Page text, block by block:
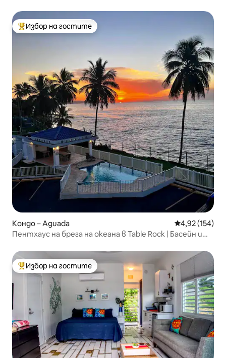
Най-популярен избор на гостите
Избор на гостите
Кондо – Aguada Средна
4,92 (154)
Пентхаус на брега на океана в Table Rock | Басейн и
Най-популярен избор на гостите
Избор на гостите